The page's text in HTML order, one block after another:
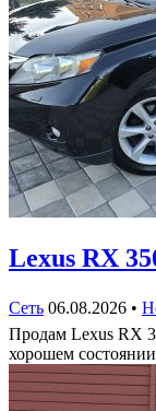
Lexus RX
Сеть 06.08.2026 •
Продам Lexus RX
хорошем